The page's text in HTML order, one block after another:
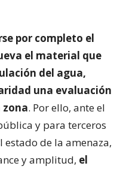
por completo el
el material que
del agua,
una evaluación
. Por ello, ante el
y para terceros
de la amenaza,
y amplitud, el